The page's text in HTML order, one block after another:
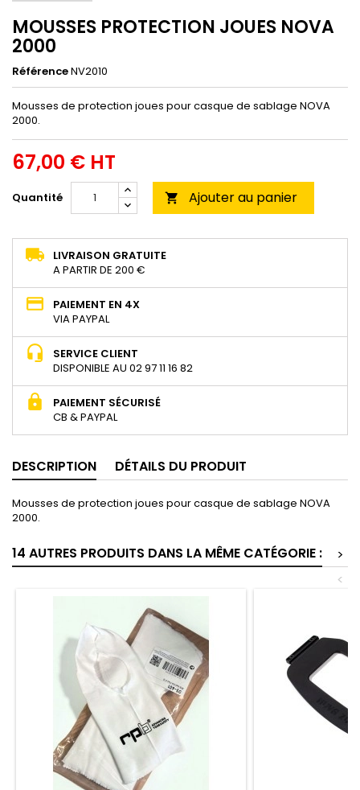
MOUSSES PROTECTION JOUES NOVA
2000
RéférenceNV2010
Mousses de protection joues pour casque de sablage NOVA
2000.
67,00 € HT
Quantité  Ajouter au panier
LIVRAISON GRATUITE
A PARTIR DE 200 €
PAIEMENT EN 4X
VIA PAYPAL
SERVICE CLIENT
DISPONIBLE AU 02 97 11 16 82
PAIEMENT SÉCURISÉ
CB & PAYPAL
DESCRIPTION DÉTAILS DU PRODUIT
Mousses de protection joues pour casque de sablage NOVA
2000.
14 AUTRES PRODUITS DANS LA MÊME CATÉGORIE :
>
<